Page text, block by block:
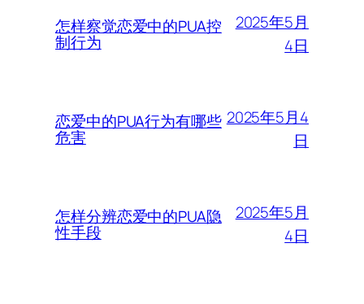
怎样察觉恋爱中的PUA控
制行为
2025年5月
4日
恋爱中的PUA行为有哪些
危害
2025年5月4
日
怎样分辨恋爱中的PUA隐
性手段
2025年5月
4日